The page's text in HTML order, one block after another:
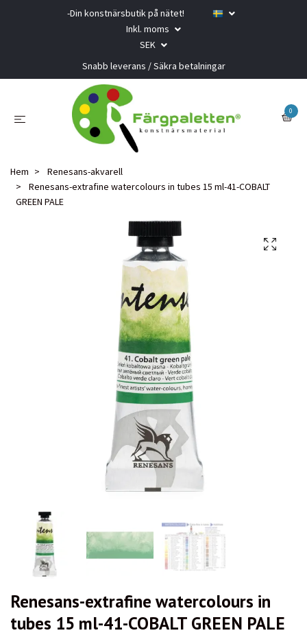
-Din konstnärsbutik på nätet!
Inkl. moms
SEK
Snabb leverans / Säkra betalningar
0
Hem
Renesans-akvarell
Renesans-extrafine watercolours in tubes 15 ml-41-COBALT
GREEN PALE
Renesans-extrafine watercolours in
tubes 15 ml-41-COBALT GREEN PALE